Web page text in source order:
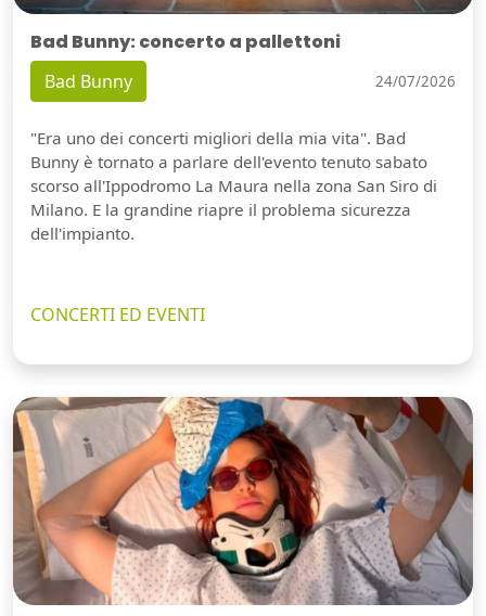
Bad Bunny: concerto a pallettoni
Bad Bunny 24/07/2026
"Era uno dei concerti migliori della mia vita". Bad
Bunny è tornato a parlare dell'evento tenuto sabato
scorso all'Ippodromo La Maura nella zona San Siro di
Milano. E la grandine riapre il problema sicurezza
dell'impianto.
CONCERTI ED EVENTI